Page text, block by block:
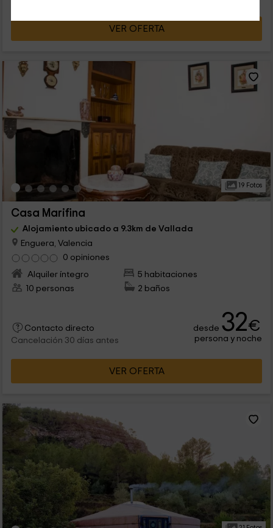
VER OFERTA
19 Fotos
Casa Marifina
Alojamiento ubicado a 9.3km de Vallada
Enguera, Valencia
0 opiniones
Alquiler íntegro
5 habitaciones
10 personas
2 baños
Contacto directo
Cancelación 30 días antes
desde 32€
persona y noche
VER OFERTA